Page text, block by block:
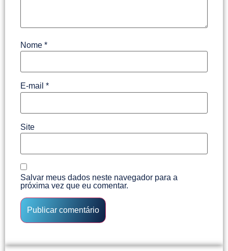
Nome *
E-mail *
Site
Salvar meus dados neste navegador para a
próxima vez que eu comentar.